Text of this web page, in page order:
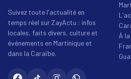
Suivez toute l'actualité en
temps réel sur ZayActu : infos
locales, faits divers, culture et
événements en Martinique et
dans la Caraïbe.
À